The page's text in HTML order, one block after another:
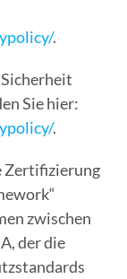
.
Sie hier:
.
Zertifizierung
zwischen
der die